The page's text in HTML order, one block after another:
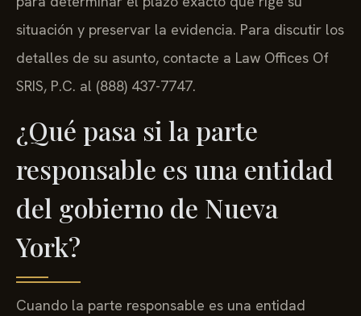
situación y preservar la evidencia. Para discutir los
detalles de su asunto, contacte a Law Offices Of
SRIS, P.C. al (888) 437-7747.
¿Qué pasa si la parte
responsable es una entidad
del gobierno de Nueva
York?
Cuando la parte responsable es una entidad